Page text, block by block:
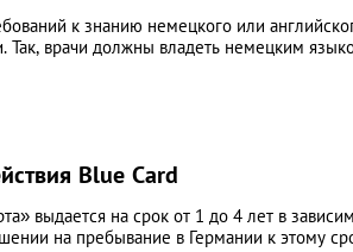
к знанию немецкого или
Так, врачи должны владеть немецким
Blue Card
выдается на срок от 1 до 4 лет в
на пребывание в Германии к этому